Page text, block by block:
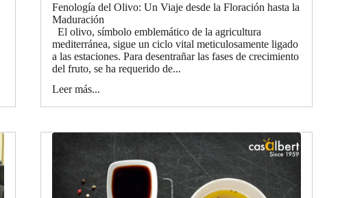
Fenología del Olivo: Un Viaje desde la Floración hasta la
Maduración
El olivo, símbolo emblemático de la agricultura
mediterránea, sigue un ciclo vital meticulosamente ligado
a las estaciones. Para desentrañar las fases de crecimiento
del fruto, se ha requerido de...
Leer más...